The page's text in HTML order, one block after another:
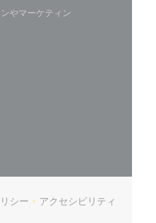
やマーケティン
きます))
シー
しいウィンドウで開きます))
アクセシビリティ
((新しいウィンド